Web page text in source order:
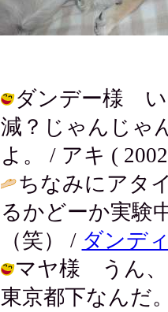
ダンデー様 い
減？じゃんじゃ
よ。 / アキ (
ちなみにアタ
るかどーか実験
（笑） / ダンデ
マヤ様 うん、
東京都下なんだ